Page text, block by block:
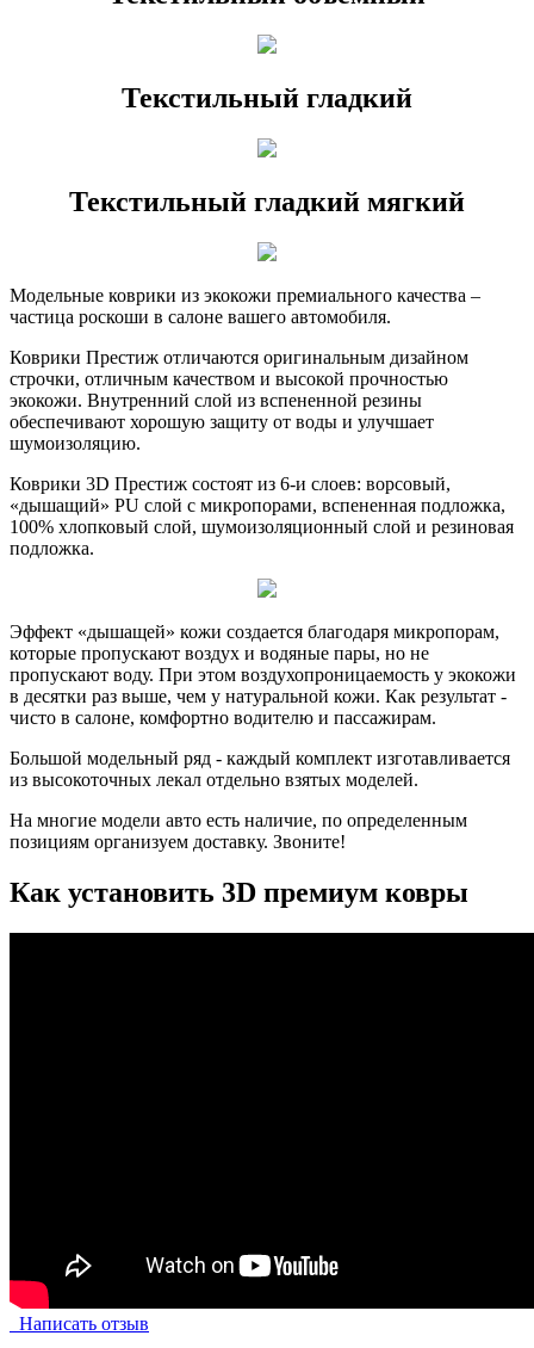
Текстильный гладкий
Текстильный гладкий мягкий
Модельные коврики из экокожи премиального качества –
частица роскоши в салоне вашего автомобиля.
Коврики Престиж отличаются оригинальным дизайном
строчки, отличным качеством и высокой прочностью
экокожи. Внутренний слой из вспененной резины
обеспечивают хорошую защиту от воды и улучшает
шумоизоляцию.
Коврики 3D Престиж состоят из 6-и слоев: ворсовый,
«дышащий» PU слой с микропорами, вспененная подложка,
100% хлопковый слой, шумоизоляционный слой и резиновая
подложка.
Эффект «дышащей» кожи создается благодаря микропорам,
которые пропускают воздух и водяные пары, но не
пропускают воду. При этом воздухопроницаемость у экокожи
в десятки раз выше, чем у натуральной кожи. Как результат -
чисто в салоне, комфортно водителю и пассажирам.
Большой модельный ряд - каждый комплект изготавливается
из высокоточных лекал отдельно взятых моделей.
На многие модели авто есть наличие, по определенным
позициям организуем доставку. Звоните!
Как установить 3D премиум ковры
Написать отзыв